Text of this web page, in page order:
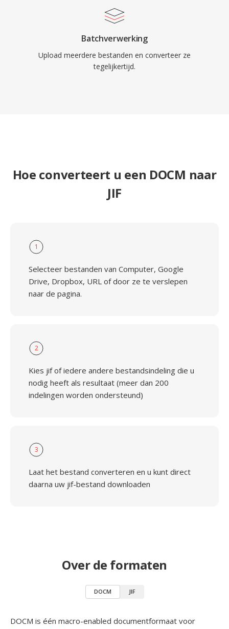
Batchverwerking
Upload meerdere bestanden en converteer ze
tegelijkertijd.
Hoe converteert u een DOCM naar
JIF
1
Selecteer bestanden van Computer, Google
Drive, Dropbox, URL of door ze te verslepen
naar de pagina.
2
Kies jif of iedere andere bestandsindeling die u
nodig heeft als resultaat (meer dan 200
indelingen worden ondersteund)
3
Laat het bestand converteren en u kunt direct
daarna uw jif-bestand downloaden
Over de formaten
DOCM JIF
DOCM is één macro-enabled documentformaat voor